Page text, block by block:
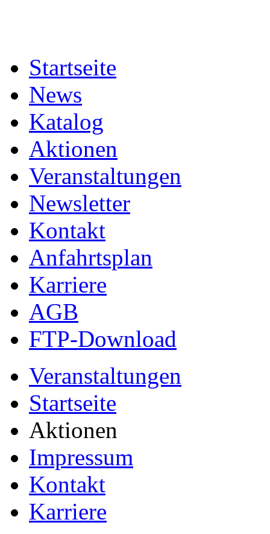
Startseite
News
Katalog
Aktionen
Veranstaltungen
Newsletter
Kontakt
Anfahrtsplan
Karriere
AGB
FTP-Download
Veranstaltungen
Startseite
Aktionen
Impressum
Kontakt
Karriere